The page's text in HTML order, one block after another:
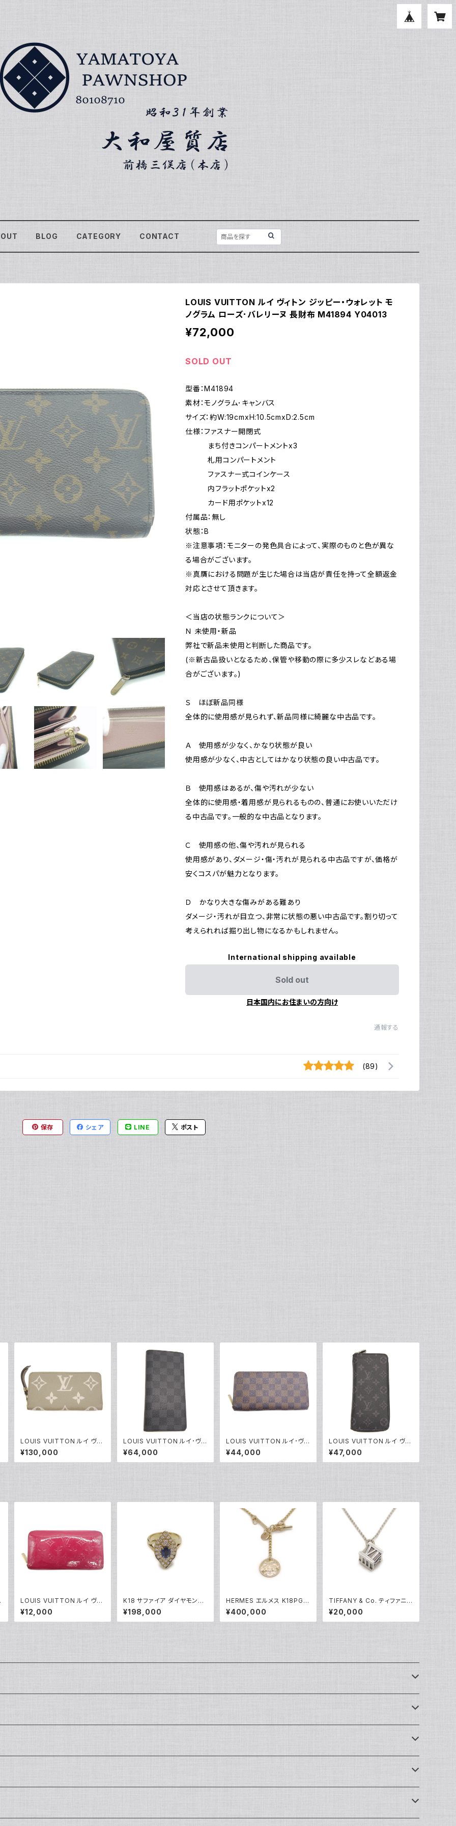
BLOG CATEGORY CONTACT
LOUIS VUITTON ルイ ヴィトン ジッピー・ウォレット モ
ノグラム ローズ･バレリーヌ 長財布 M41894 Y04013
¥72,000
SOLD OUT
型番：M41894
素材：モノグラム･キャンバス
サイズ：約W:19cmxH:10.5cmxD:2.5cm
仕様：ファスナー開閉式
まち付きコンパートメントx3
札用コンパートメント
ファスナー式コインケース
内フラットポケットx2
カード用ポケットx12
付属品：無し
状態：B
※注意事項：モニターの発色具合によって、実際のものと色が異な
る場合がございます。
※真贋における問題が生じた場合は当店が責任を持って全額返金
対応とさせて頂きます。
＜当店の状態ランクについて＞
Ｎ 未使用・新品
弊社で新品未使用と判断した商品です。
(※新古品扱いとなるため、保管や移動の際に多少スレなどある場
合がございます。)
Ｓ ほぼ新品同様
全体的に使用感が見られず、新品同様に綺麗な中古品です。
Ａ 使用感が少なく、かなり状態が良い
使用感が少なく、中古としてはかなり状態の良い中古品です。
Ｂ 使用感はあるが、傷や汚れが少ない
全体的に使用感・着用感が見られるものの、普通にお使いいただけ
る中古品です。一般的な中古品となります。
Ｃ 使用感の他、傷や汚れが見られる
使用感があり、ダメージ・傷・汚れが見られる中古品ですが、価格が
安くコスパが魅力となります。
Ｄ かなり大きな傷みがある難あり
ダメージ・汚れが目立つ、非常に状態の悪い中古品です。割り切って
考えられれば掘り出し物になるかもしれません。
International shipping available
Sold out
日本国内にお住まいの方向け
通報する
(89)
保存 シェア LINE ポスト
LOUIS VUITTON ルイ ヴィ
トン ジッピー・ウォレット モノ
グラム アンプラント 長財布 ト
ゥルトレールクレーム M697
¥130,000
LOUIS VUITTON ルイ･ヴィ
トン 長財布 ダミエ グラフィッ
ト ポルトフォイユ・ブラザ N62
665 Y05199
¥64,000
LOUIS VUITTON ルイ･ヴィ
トン 長財布 N60015 ダミエ・
エベヌ ジッピー・ウォレット ブ
ラウン Y05198
¥44,000
LOUIS VUITTON ルイ ヴィ
トン ジッピーウォレット ヴェル
ティカル モノグラム エクリプ
ス 長財布 M62295 Y0446
¥47,000
LOUIS VUITTON ルイ ヴィ
トン ジッピー・ウォレット モノ
グラム ヴェルニ ローズアンデ
ィアン 長財布 M90075 Y05
¥12,000
K18 サファイア ダイヤモンド
デザインリング 18金 指輪 12
号 Y05246
¥198,000
HERMES エルメス K18PG
エクスリブリスPM 1Pダイヤ
モンド ネックレス 18金 ピン
クゴールド Y05123
¥400,000
TIFFANY & Co. ティファニー
アトラス キューブ ペンダント
ネックレス シルバー925 アズ
キチェーン Y05237
¥20,000